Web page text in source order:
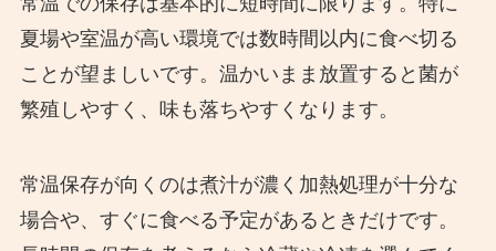
夏場や室温が高い環境では数時間以内に食べ切る
ことが望ましいです。温かいまま放置すると菌が
繁殖しやすく、味も落ちやすくなります。
常温保存が向くのは煮汁が濃く加熱処理が十分な
場合や、すぐに食べる予定があるときだけです。